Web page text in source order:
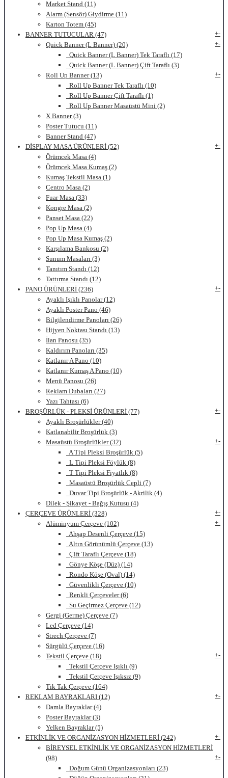
Market Stand (11)
Alarm (Sensör) Giydirme (11)
Karton Totem (45)
BANNER TUTUCULAR (47)
+-
Quick Banner (L Banner) (20)
+-
Quick Banner (L Banner) Tek Taraflı (17)
Quick Banner (L Banner) Çift Taraflı (3)
Roll Up Banner (13)
+-
Roll Up Banner Tek Taraflı (10)
Roll Up Banner Çift Taraflı (1)
Roll Up Banner Masaüstü Mini (2)
X Banner (3)
Poster Tutucu (11)
Banner Stand (47)
DİSPLAY MASA ÜRÜNLERİ (52)
+-
Örümcek Masa (4)
Örümcek Masa Kumaş (2)
Kumaş Tekstil Masa (1)
Centro Masa (2)
Fuar Masa (33)
Kongre Masa (2)
Panset Masa (22)
Pop Up Masa (4)
Pop Up Masa Kumaş (2)
Karşılama Bankosu (2)
Sunum Masaları (3)
Tanıtım Standı (12)
Tattırma Standı (12)
PANO ÜRÜNLERİ (236)
+-
Ayaklı Işıklı Panolar (12)
Ayaklı Poster Pano (46)
Bilgilendirme Panoları (26)
Hijyen Noktası Standı (13)
İlan Panosu (35)
Kaldırım Panoları (35)
Katlanır A Pano (10)
Katlanır Kumaş A Pano (10)
Menü Panosu (26)
Reklam Dubaları (27)
Yazı Tahtası (6)
BROŞÜRLÜK - PLEKSİ ÜRÜNLERİ (77)
+-
Ayaklı Broşürlükler (40)
Katlanabilir Broşürlük (3)
Masaüstü Broşürlükler (32)
+-
A Tipi Pleksi Broşürlük (5)
L Tipi Pleksi Föylük (8)
T Tipi Pleksi Fiyatlık (8)
Masaüstü Broşürlük Cepli (7)
Duvar Tipi Broşürlük - Akrilik (4)
Dilek - Şikayet - Bağış Kutusu (4)
ÇERÇEVE ÜRÜNLERİ (328)
+-
Alüminyum Çerçeve (102)
+-
Ahşap Desenli Çerçeve (15)
Altın Görünümlü Çerçeve (13)
Çift Taraflı Çerçeve (18)
Gönye Köşe (Düz) (14)
Rondo Köşe (Oval) (14)
Güvenlikli Çerçeve (10)
Renkli Çerçeveler (6)
Su Geçirmez Çerçeve (12)
Gergi (Germe) Çerçeve (7)
Led Çerçeve (14)
Strech Çerçeve (7)
Sürgülü Çerçeve (16)
Tekstil Çerçeve (18)
+-
Tekstil Çerçeve Işıklı (9)
Tekstil Çerçeve Işıksız (9)
Tik Tak Çerçeve (164)
REKLAM BAYRAKLARI (12)
+-
Damla Bayraklar (4)
Poster Bayraklar (3)
Yelken Bayraklar (5)
ETKİNLİK VE ORGANİZASYON HİZMETLERİ (242)
+-
BİREYSEL ETKİNLİK VE ORGANİZASYON HİZMETLERİ
(98)
+-
Doğum Günü Organizasyonları (23)